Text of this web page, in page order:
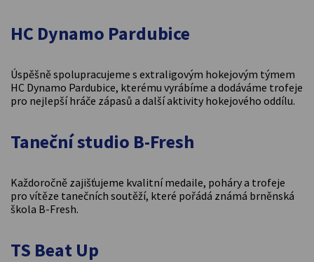
HC Dynamo Pardubice
Úspěšně spolupracujeme s extraligovým hokejovým týmem
HC Dynamo Pardubice, kterému vyrábíme a dodáváme trofeje
pro nejlepší hráče zápasů a další aktivity hokejového oddílu.
Taneční studio B-Fresh
Každoročně zajišťujeme kvalitní medaile, poháry a trofeje
pro vítěze tanečních soutěží, které pořádá známá brněnská
škola B-Fresh.
TS Beat Up